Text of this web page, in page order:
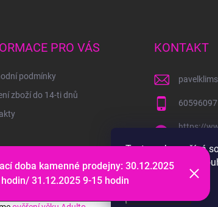
Tento web používá
webu vyjadřujete
doba kamenné prodejny: 30.12.2025
31.12.2025 9-15 hodin
PRO VÁS
podmínky
zboží do 14-ti dnů
KONTAKT
https://
2026 PYROTECHNIKA.SHOP. Všechna práva vyhrazena.